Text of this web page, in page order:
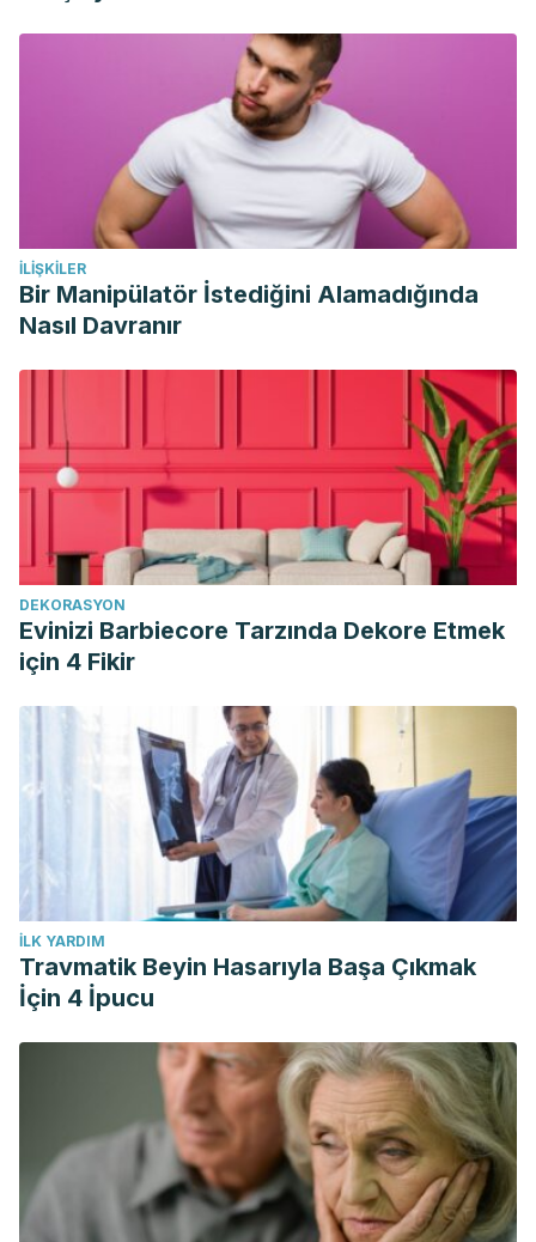
Clinics and Research in Hepatology and Gastroenterology.
Kris-Etherton PM, Taylor DS, Zhao G. Is there an optimal
diet for the hypertriglyceridemic patient? J Cardiovasc
Risk. 2000 Oct;7(5):333-7.
Ooi E, Watts G, Ng T, Barrett P. Effect of Dietary Fatty Acids
on Human Lipoprotein Metabolism: A Comprehensive
Update. Nutrients. 2015;7(6):4416-4425.
Parks EJ. Effect of dietary carbohydrate on triglyceride
metabolism in humans. J Nutr. 2001 Oct;131(10):2772S-
Del Gobbo L, Falk M, Feldman R, Lewis K, Mozaffarian D.
Effects of tree nuts on blood lipids, apolipoproteins, and
blood pressure: systematic review, meta-analysis, and
dose-response of 61 controlled intervention trials. The
American Journal of Clinical Nutrition. 2015;102(6):1347-
Ibarretxe D, Masana L. Metabolismo de los triglicéridos y
clasificación de las hipertrigliceridemias. Clínica e
Investigación en Arteriosclerosis. 2021;33:1-6.
İLIŞKILER
Bir Manipülatör İstediğini Alamadığında
Nasıl Davranır
DEKORASYON
Evinizi Barbiecore Tarzında Dekore Etmek
için 4 Fikir
İLK YARDIM
Travmatik Beyin Hasarıyla Başa Çıkmak
İçin 4 İpucu